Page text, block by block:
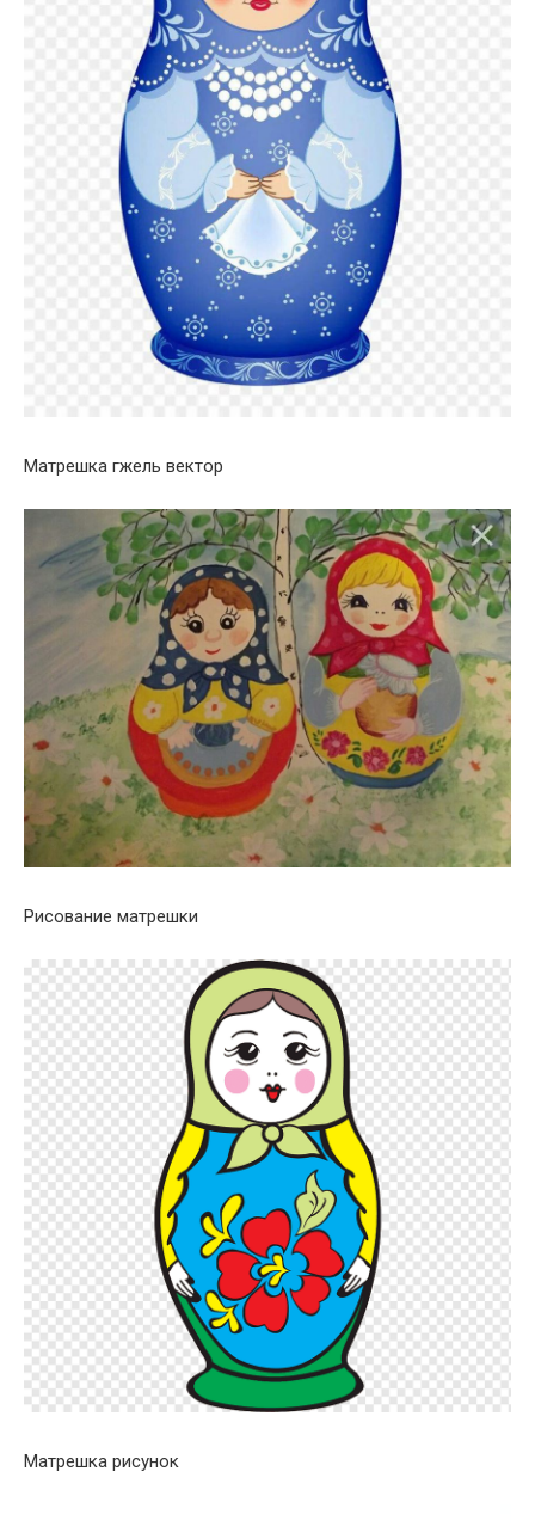
Матрешка гжель вектор
Рисование матрешки
Матрешка рисунок